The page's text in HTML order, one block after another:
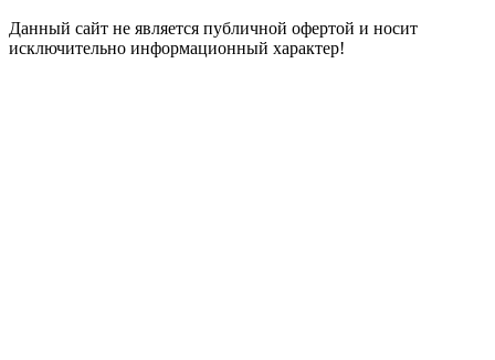
Данный сайт не является публичной офертой и носит
исключительно информационный характер!